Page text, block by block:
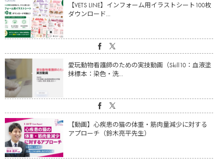
【VETS LINE】インフォーム用イラストシート100枚
ダウンロード...
愛玩動物看護師のための実技動画（Skill10：血液塗
抹標本：染色・洗...
【動画】心疾患の猫の体重・筋肉量減少に対する
アプローチ（鈴木亮平先生）